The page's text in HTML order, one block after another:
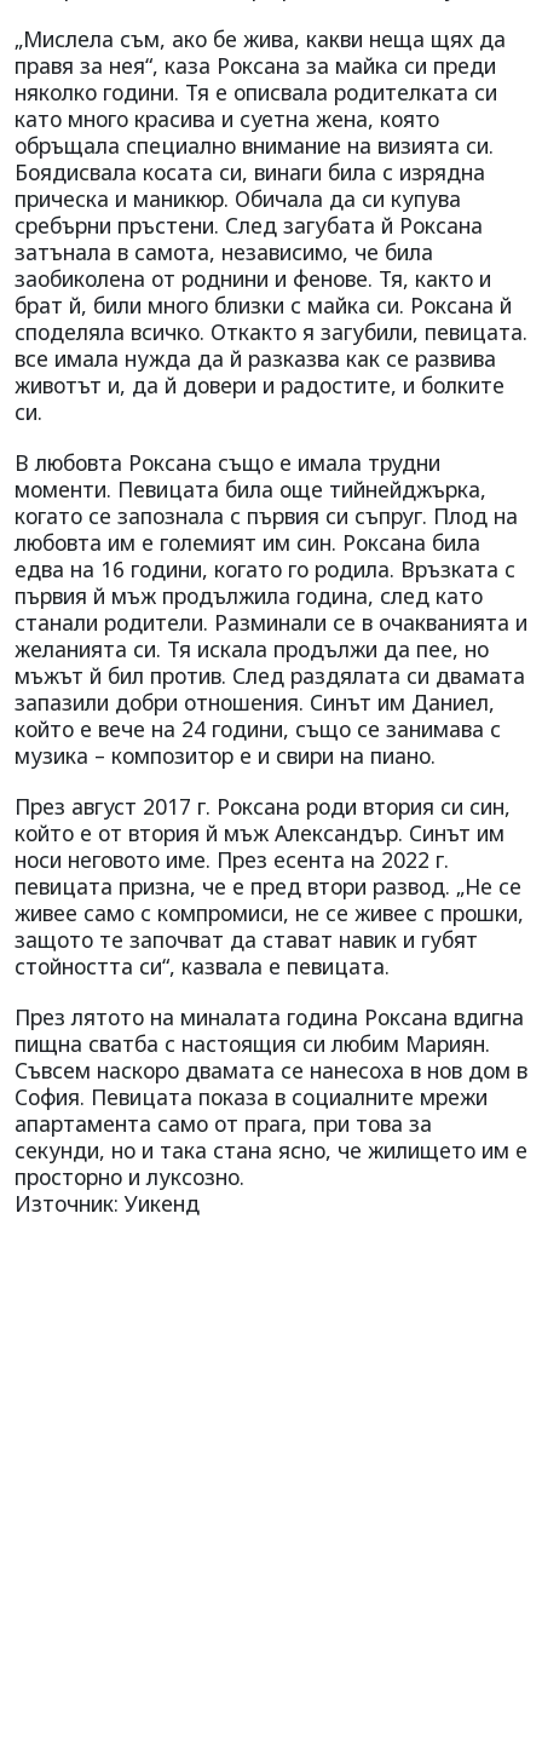
„Мислела съм, ако бе жива, какви неща щях да
правя за нея“, каза Роксана за майка си преди
няколко години. Тя е описвала родителката си
като много красива и суетна жена, която
обръщала специално внимание на визията си.
Боядисвала косата си, винаги била с изрядна
прическа и маникюр. Обичала да си купува
сребърни пръстени. След загубата й Роксана
затънала в самота, независимо, че била
заобиколена от роднини и фенове. Тя, както и
брат й, били много близки с майка си. Роксана й
споделяла всичко. Откакто я загубили, певицата.
все имала нужда да й разказва как се развива
животът и, да й довери и радостите, и болките
си.
В любовта Роксана също е имала трудни
моменти. Певицата била още тийнейджърка,
когато се запознала с първия си съпруг. Плод на
любовта им е големият им син. Роксана била
едва на 16 години, когато го родила. Връзката с
първия й мъж продължила година, след като
станали родители. Разминали се в очакванията и
желанията си. Тя искала продължи да пее, но
мъжът й бил против. След раздялата си двамата
запазили добри отношения. Синът им Даниел,
който е вече на 24 години, също се занимава с
музика – композитор е и свири на пиано.
През август 2017 г. Роксана роди втория си син,
който е от втория й мъж Александър. Синът им
носи неговото име. През есента на 2022 г.
певицата призна, че е пред втори развод. „Не се
живее само с компромиси, не се живее с прошки,
защото те започват да стават навик и губят
стойността си“, казвала е певицата.
През лятото на миналата година Роксана вдигна
пищна сватба с настоящия си любим Мариян.
Съвсем наскоро двамата се нанесоха в нов дом в
София. Певицата показа в социалните мрежи
апартамента само от прага, при това за
секунди, но и така стана ясно, че жилището им е
просторно и луксозно.
Източник: Уикенд